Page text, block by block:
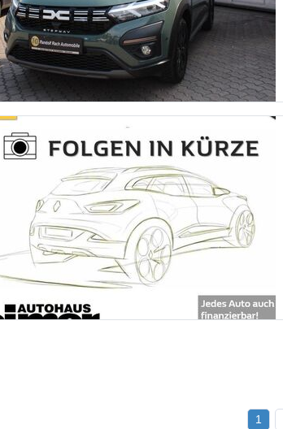
1